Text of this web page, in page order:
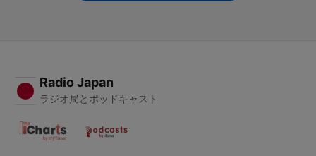
Radio Japan
ラジオ局とポッドキャスト